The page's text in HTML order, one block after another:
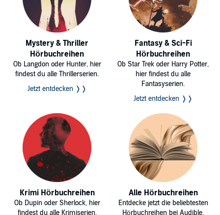
Mystery & Thriller
Hörbuchreihen
Ob Langdon oder Hunter, hier
findest du alle Thrillerserien.
Jetzt entdecken ❭❭
Fantasy & Sci-Fi
Hörbuchreihen
Ob Star Trek oder Harry Potter,
hier findest du alle
Fantasyserien.
Jetzt entdecken ❭❭
Krimi Hörbuchreihen
Ob Dupin oder Sherlock, hier
findest du alle Krimiserien.
Alle Hörbuchreihen
Entdecke jetzt die beliebtesten
Hörbuchreihen bei Audible.